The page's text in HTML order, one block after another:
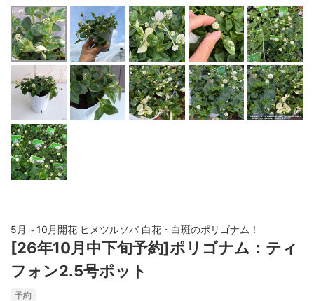
5月～10月開花 ヒメツルソバ 白花・白斑のポリゴナム！
[26年10月中下旬予約]ポリゴナム：ティ
フォン2.5号ポット
予約